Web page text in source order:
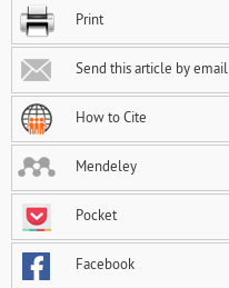
Print
Send this article by email
How to Cite
Mendeley
Pocket
Facebook